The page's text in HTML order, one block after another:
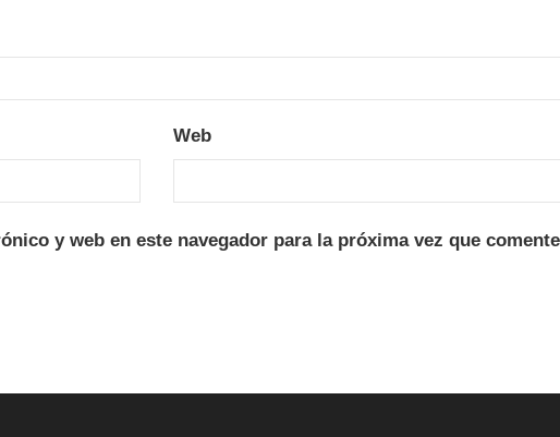
Web
y web en este navegador para la próxima vez que